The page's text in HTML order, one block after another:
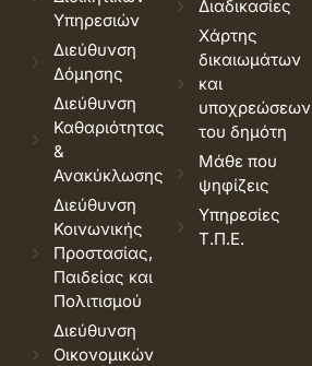
Υπηρεσιών
Διεύθυνση
Δόμησης
Διεύθυνση
Καθαριότητας
&
Ανακύκλωσης
Διεύθυνση
Κοινωνικής
Προστασίας,
Παιδείας και
Πολιτισμού
Διεύθυνση
Οικονομικών
Διαδικασίες
Χάρτης
δικαιωμάτων
και
υποχρεώσεων
του δημότη
Μάθε που
ψηφίζεις
Υπηρεσίες
Τ.Π.Ε.